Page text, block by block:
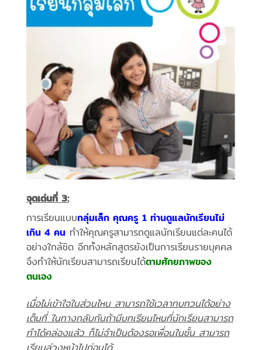
จุดเด่นที่ 3:
การเรียนแบบกลุ่มเล็ก คุณครู 1 ท่านดูแลนักเรียนไม่
เกิน 4 คนทำให้คุณครูสามารถดูแลนักเรียนแต่ละคนได้
อย่างใกล้ชิด อีกทั้งหลักสูตรยังเป็นการเรียนรายบุคคล
จึงทำให้นักเรียนสามารถเรียนได้ตามศักยภาพของ
ตนเอง
เมื่อไม่เข้าใจในส่วนไหน สามารถใช้เวลาทบทวนได้อย่าง
เต็มที่ ในทางกลับกันถ้ามีบทเรียนไหนที่นักเรียนสามารถ
ทำได้คล่องแล้ว ก็ไม่จำเป็นต้องรอเพื่อนในชั้น สามารถ